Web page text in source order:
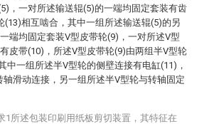
，一对所述输送辊(5)的一端均固定套装有齿
(13)相互啮合，其中一组所述输送辊(5)的另
端均固定套装V型皮带轮(9)，一对所述V型
皮带(10)，所述V型皮带轮(9)由两组半V型轮
中一组所述半V型轮的侧壁连接有电缸(11)，
轴滑动连接，另一组所述半V型轮与转轴固定
1所述包装印刷用纸板剪切装置，其特征在